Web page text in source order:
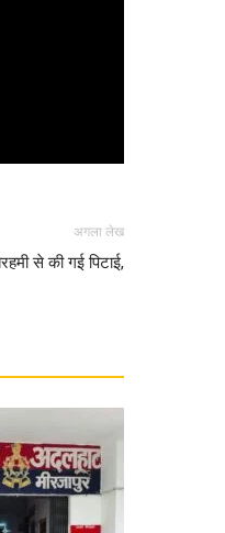
अगला लेख
से की गई पिटाई,